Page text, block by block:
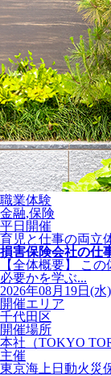
職業体験
金融,保険
平日開催
育児と仕事の両立
損害保険会社の仕
【全体概要】 こ
必要かを学ぶ...
2026年08月19日(水)
開催エリア
千代田区
開催場所
本社（TOKYO
主催
東京海上日動火災